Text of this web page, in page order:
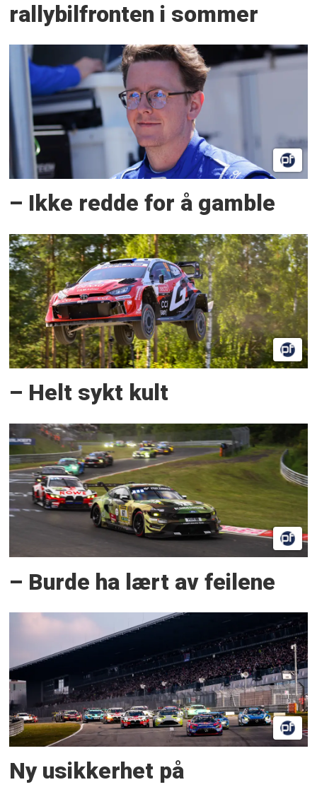
rallybilfronten i sommer
– Ikke redde for å gamble
– Helt sykt kult
– Burde ha lært av feilene
Ny usikkerhet på